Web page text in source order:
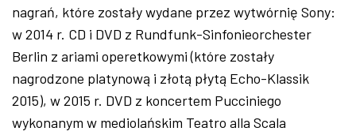
nagrań, które zostały wydane przez wytwórnię Sony:
w 2014 r. CD i DVD z Rundfunk-Sinfonieorchester
Berlin z ariami operetkowymi (które zostały
nagrodzone platynową i złotą płytą Echo-Klassik
2015), w 2015 r. DVD z koncertem Pucciniego
wykonanym w mediolańskim Teatro alla Scala